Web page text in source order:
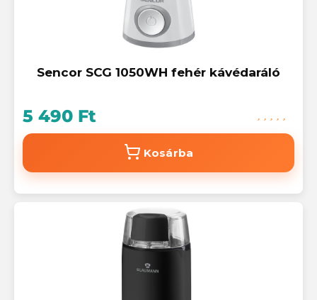
Sencor SCG 1050WH fehér kávédaráló
5 490 Ft
Kosárba